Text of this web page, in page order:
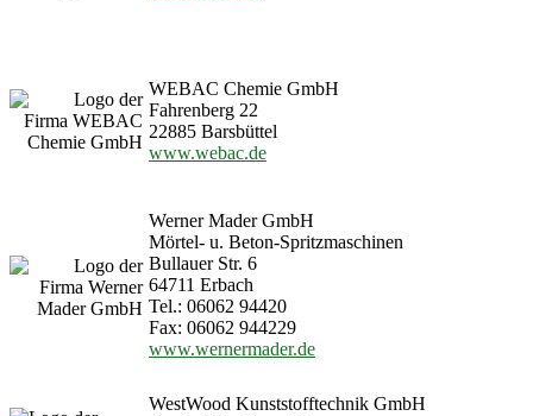
WEBAC Chemie GmbH
Fahrenberg 22
22885 Barsbüttel
www.webac.de
Werner Mader GmbH
Mörtel- u. Beton-Spritzmaschinen
Bullauer Str. 6
64711 Erbach
Tel.: 06062 94420
Fax: 06062 944229
www.wernermader.de
WestWood Kunststofftechnik GmbH